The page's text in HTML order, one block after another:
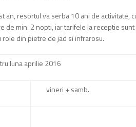
resortul va serba 10 ani de activitate,
de min. 2 nopti, iar tarifele la receptie sunt
role din pietre de jad si infrarosu.
luna aprilie 2016
vineri + samb.